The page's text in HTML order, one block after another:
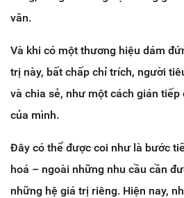
văn.
Và khi có một thương hiệu dám
trị này, bất chấp chỉ trích, người
và chia sẻ, như một cách gián
của mình.
Đây có thể được coi như là bước
hoá – ngoài những nhu cầu cần
những hệ giá trị riêng. Hiện nay,